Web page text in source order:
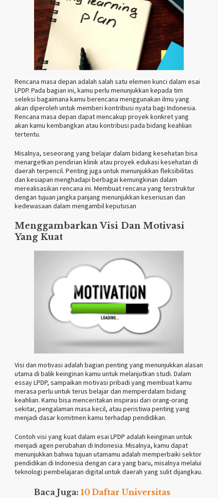
Rencana masa depan adalah salah satu elemen kunci dalam esai
LPDP. Pada bagian ini, kamu perlu menunjukkan kepada tim
seleksi bagaimana kamu berencana menggunakan ilmu yang
akan diperoleh untuk memberi kontribusi nyata bagi Indonesia.
Rencana masa depan dapat mencakup proyek konkret yang
akan kamu kembangkan atau kontribusi pada bidang keahlian
tertentu.
Misalnya, seseorang yang belajar dalam bidang kesehatan bisa
menargetkan pendirian klinik atau proyek edukasi kesehatan di
daerah terpencil. Penting juga untuk menunjukkan fleksibilitas
dan kesiapan menghadapi berbagai kemungkinan dalam
merealisasikan rencana ini. Membuat rencana yang terstruktur
dengan tujuan jangka panjang menunjukkan keseriusan dan
kedewasaan dalam mengambil keputusan
Menggambarkan Visi Dan Motivasi
Yang Kuat
Visi dan motivasi adalah bagian penting yang menunjukkan alasan
utama di balik keinginan kamu untuk melanjutkan studi. Dalam
essay LPDP, sampaikan motivasi pribadi yang membuat kamu
merasa perlu untuk terus belajar dan memperdalam bidang
keahlian. Kamu bisa menceritakan inspirasi dari orang-orang
sekitar, pengalaman masa kecil, atau peristiwa penting yang
menjadi dasar komitmen kamu terhadap pendidikan.
Contoh visi yang kuat dalam esai LPDP adalah keinginan untuk
menjadi agen perubahan di Indonesia. Misalnya, kamu dapat
menunjukkan bahwa tujuan utamamu adalah memperbaiki sektor
pendidikan di Indonesia dengan cara yang baru, misalnya melalui
teknologi pembelajaran digital untuk daerah yang sulit dijangkau.
Baca Juga: 10 Daftar Universitas